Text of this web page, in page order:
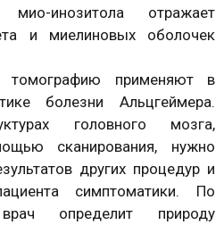
инозитола отражает
и миелиновых оболочек
томографию применяют в
болезни Альцгеймера.
головного мозга,
сканирования, нужно
других процедур и
симптоматики. По
определит природу